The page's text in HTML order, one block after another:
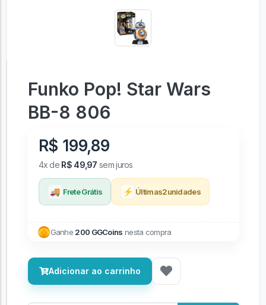
Funko Pop! Star Wars
BB-8 806
R$ 199,89
4x de R$ 49,97 sem juros
🚚 Frete Grátis ⚡ Últimas2unidades
Ganhe 200 GGCoins nesta compra
Adicionar ao carrinho